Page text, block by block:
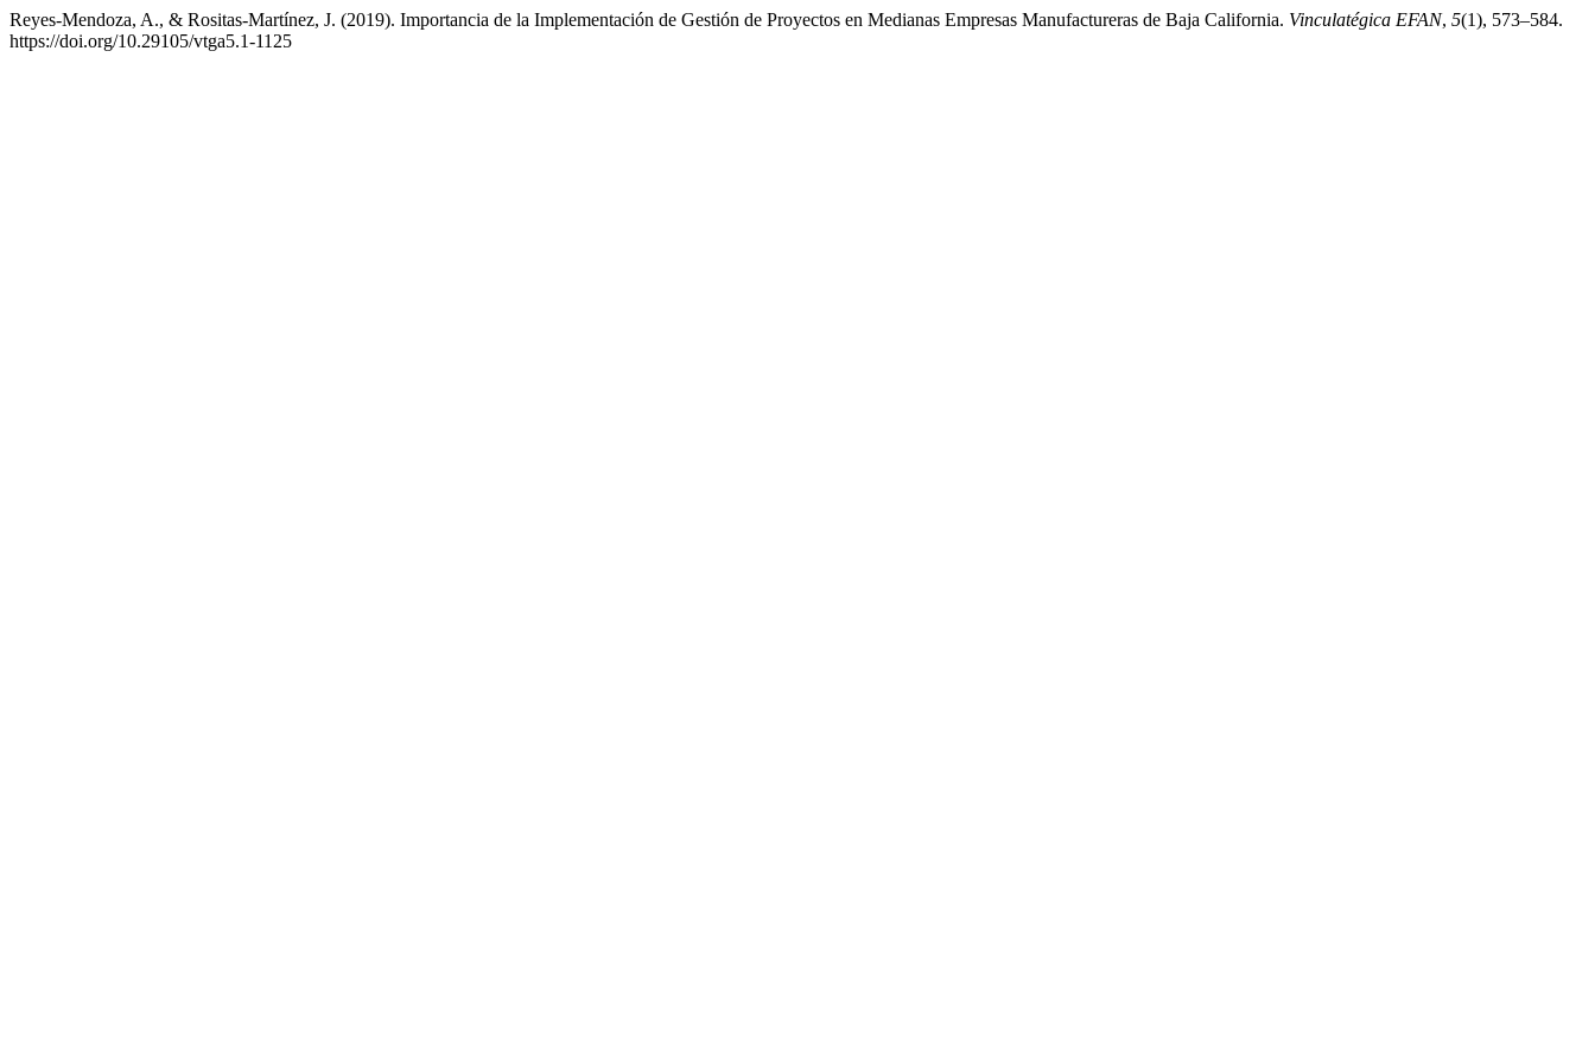
Reyes-Mendoza, A., & Rositas-Martínez, J. (2019). Importancia de la Implementación de Gestión de Proyectos en Medianas Empresas Manufactureras de Baja California. Vinculatégica EFAN, 5(1), 573–584.
https://doi.org/10.29105/vtga5.1-1125